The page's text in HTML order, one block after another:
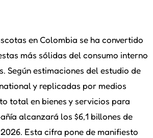
en Colombia se ha convertido
más sólidas del consumo interno
Según estimaciones del estudio de
y replicadas por medios
total en bienes y servicios para
alcanzará los $6,1 billones de
Esta cifra pone de manifiesto